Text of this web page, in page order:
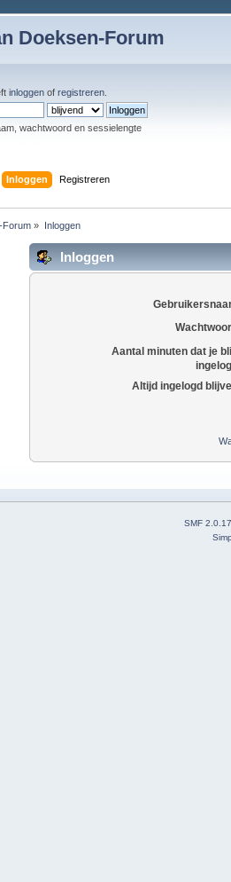
Doeksen-Forum
inloggen of registreren
wachtwoord en sessielengte
Inloggen Registreren
Forum » Inloggen
Inloggen
Aantal minuten dat je
Altijd ingelogd
SMF 2.0.17